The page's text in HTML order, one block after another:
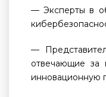
— Эксперты в
—
отвечающие за
инновационную